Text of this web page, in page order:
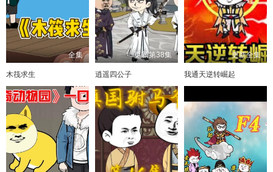
全集
木筏求生
更新第38集
逍遥四公子
更新全集
我通天逆转崛起